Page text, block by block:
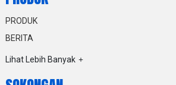
PRODUK
BERITA
Lihat Lebih Banyak